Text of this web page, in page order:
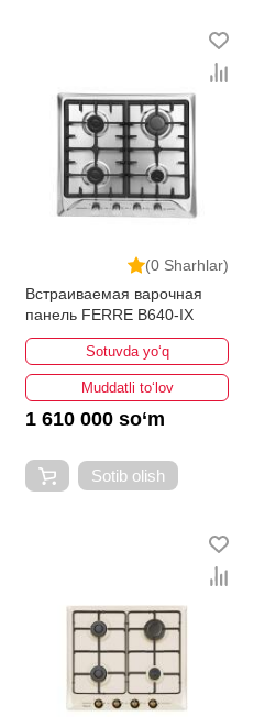
(0 Sharhlar)
Встраиваемая варочная
панель FERRE B640-IX
Sotuvda yo‘q
Muddatli to‘lov
1 610 000 so‘m
Sotib olish